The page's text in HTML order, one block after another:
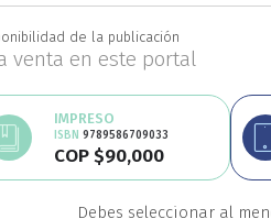
Educación
de la publicación
venta en este portal
IMPRESO
ISBN 9789586709033
COP $90,000
Debes seleccionar al